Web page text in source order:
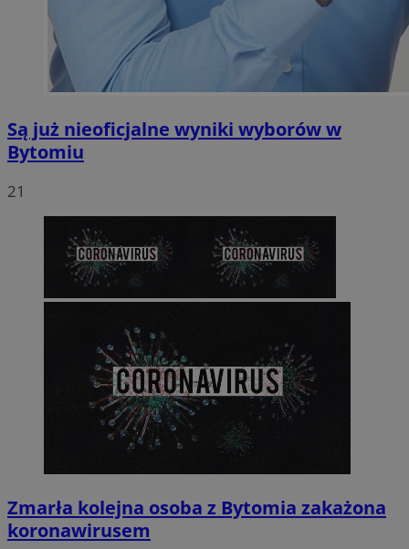
Są już nieoficjalne wyniki wyborów w
Bytomiu
21
Zmarła kolejna osoba z Bytomia zakażona
koronawirusem